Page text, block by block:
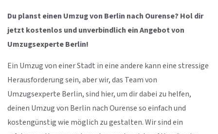
Du planst einen Umzug von Berlin nach Ourense? Hol dir
jetzt kostenlos und unverbindlich ein Angebot von
Umzugsexperte Berlin!
Ein Umzug von einer Stadt in eine andere kann eine stressige
Herausforderung sein, aber wir, das Team von
Umzugsexperte Berlin, sind hier, um dir dabei zu helfen,
deinen Umzug von Berlin nach Ourense so einfach und
kostengünstig wie möglich zu gestalten. Wir sind ein